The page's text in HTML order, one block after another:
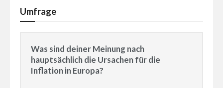
Umfrage
Was sind deiner Meinung nach
hauptsächlich die Ursachen für die
Inflation in Europa?